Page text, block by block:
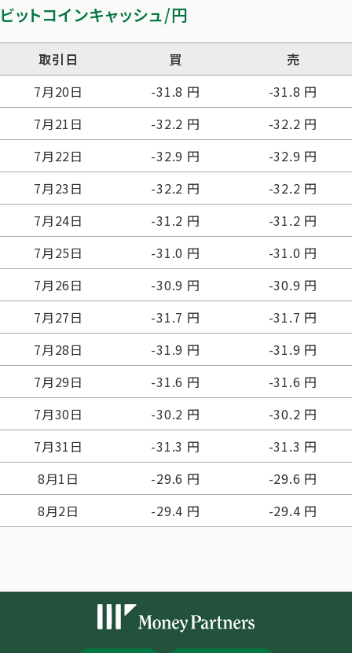
ビットコインキャッシュ/円
取引日 買
売
7月20日
-31.8 円
-31.8 円
7月21日
-32.2 円
-32.2 円
7月22日
-32.9 円
-32.9 円
7月23日
-32.2 円
-32.2 円
7月24日
-31.2 円
-31.2 円
7月25日
-31.0 円
-31.0 円
7月26日
-30.9 円
-30.9 円
7月27日
-31.7 円
-31.7 円
7月28日
-31.9 円
-31.9 円
7月29日
-31.6 円
-31.6 円
7月30日
-30.2 円
-30.2 円
7月31日
-31.3 円
-31.3 円
8月1日
-29.6 円
-29.6 円
8月2日
-29.4 円 -29.4 円